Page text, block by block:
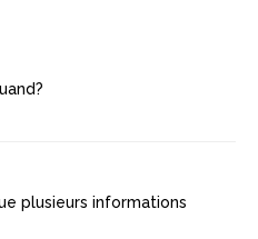
plusieurs informations